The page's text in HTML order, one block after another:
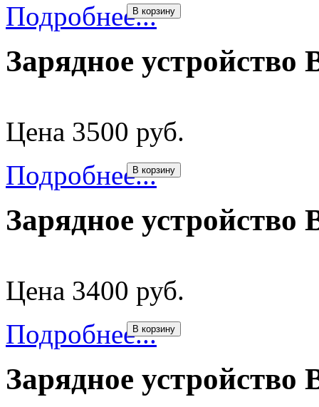
Подробнее...
В корзину
Зарядное устройство
Цена 3500 руб.
Подробнее...
В корзину
Зарядное устройство
Цена 3400 руб.
Подробнее...
В корзину
Зарядное устройство